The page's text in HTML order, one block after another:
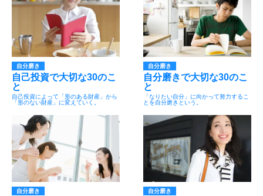
自分磨き
自己投資で大切な30のこ
と
自己投資によって「形のある財産」から
「形のない財産」に変えていく。
自分磨き
自分磨きで大切な30のこ
と
「なりたい自分」に向かって努力するこ
とを自分磨きという。
自分磨き 自分磨き